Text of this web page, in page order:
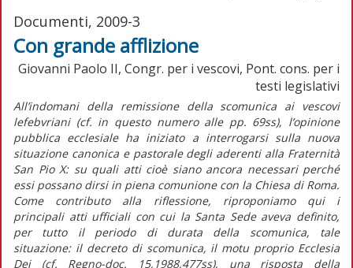
Documenti, 2009-3
Con grande afflizione
Giovanni Paolo II, Congr. per i vescovi, Pont. cons. per i
testi legislativi
All’indomani della remissione della scomunica ai vescovi
lefebvriani (cf. in questo numero alle pp. 69ss), l’opinione
pubblica ecclesiale ha iniziato a interrogarsi sulla nuova
situazione canonica e pastorale degli aderenti alla Fraternità
San Pio X: su quali atti cioè siano ancora necessari perché
essi possano dirsi in piena comunione con la Chiesa di Roma.
Come contributo alla riflessione, riproponiamo qui i
principali atti ufficiali con cui la Santa Sede aveva definito,
per tutto il periodo di durata della scomunica, tale
situazione: il decreto di scomunica, il motu proprio Ecclesia
Dei (cf. Regno-doc. 15,1988,477ss), una risposta della